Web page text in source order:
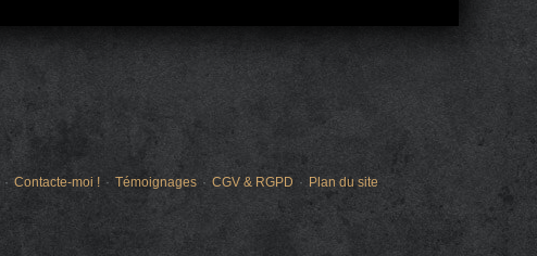
Contacte-moi ! Témoignages CGV & RGPD Plan du site